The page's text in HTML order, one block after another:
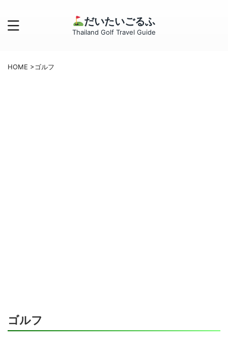
だいたいごるふ
Thailand Golf Travel Guide
HOME >ゴルフ
ゴルフ